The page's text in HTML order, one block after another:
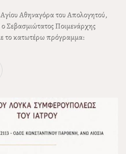
Αγίου Αθηναγόρα του Απολογητού,
Σεβασμιώτατος Ποιμενάρχης
το κατωτέρω πρόγραμμα: